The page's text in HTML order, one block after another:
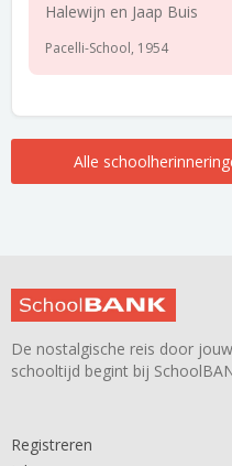
Halewijn en Jaap Buis
Pacelli-School, 1954
Alle
De nostalgische reis door jouw
schooltijd begint bij
Registreren